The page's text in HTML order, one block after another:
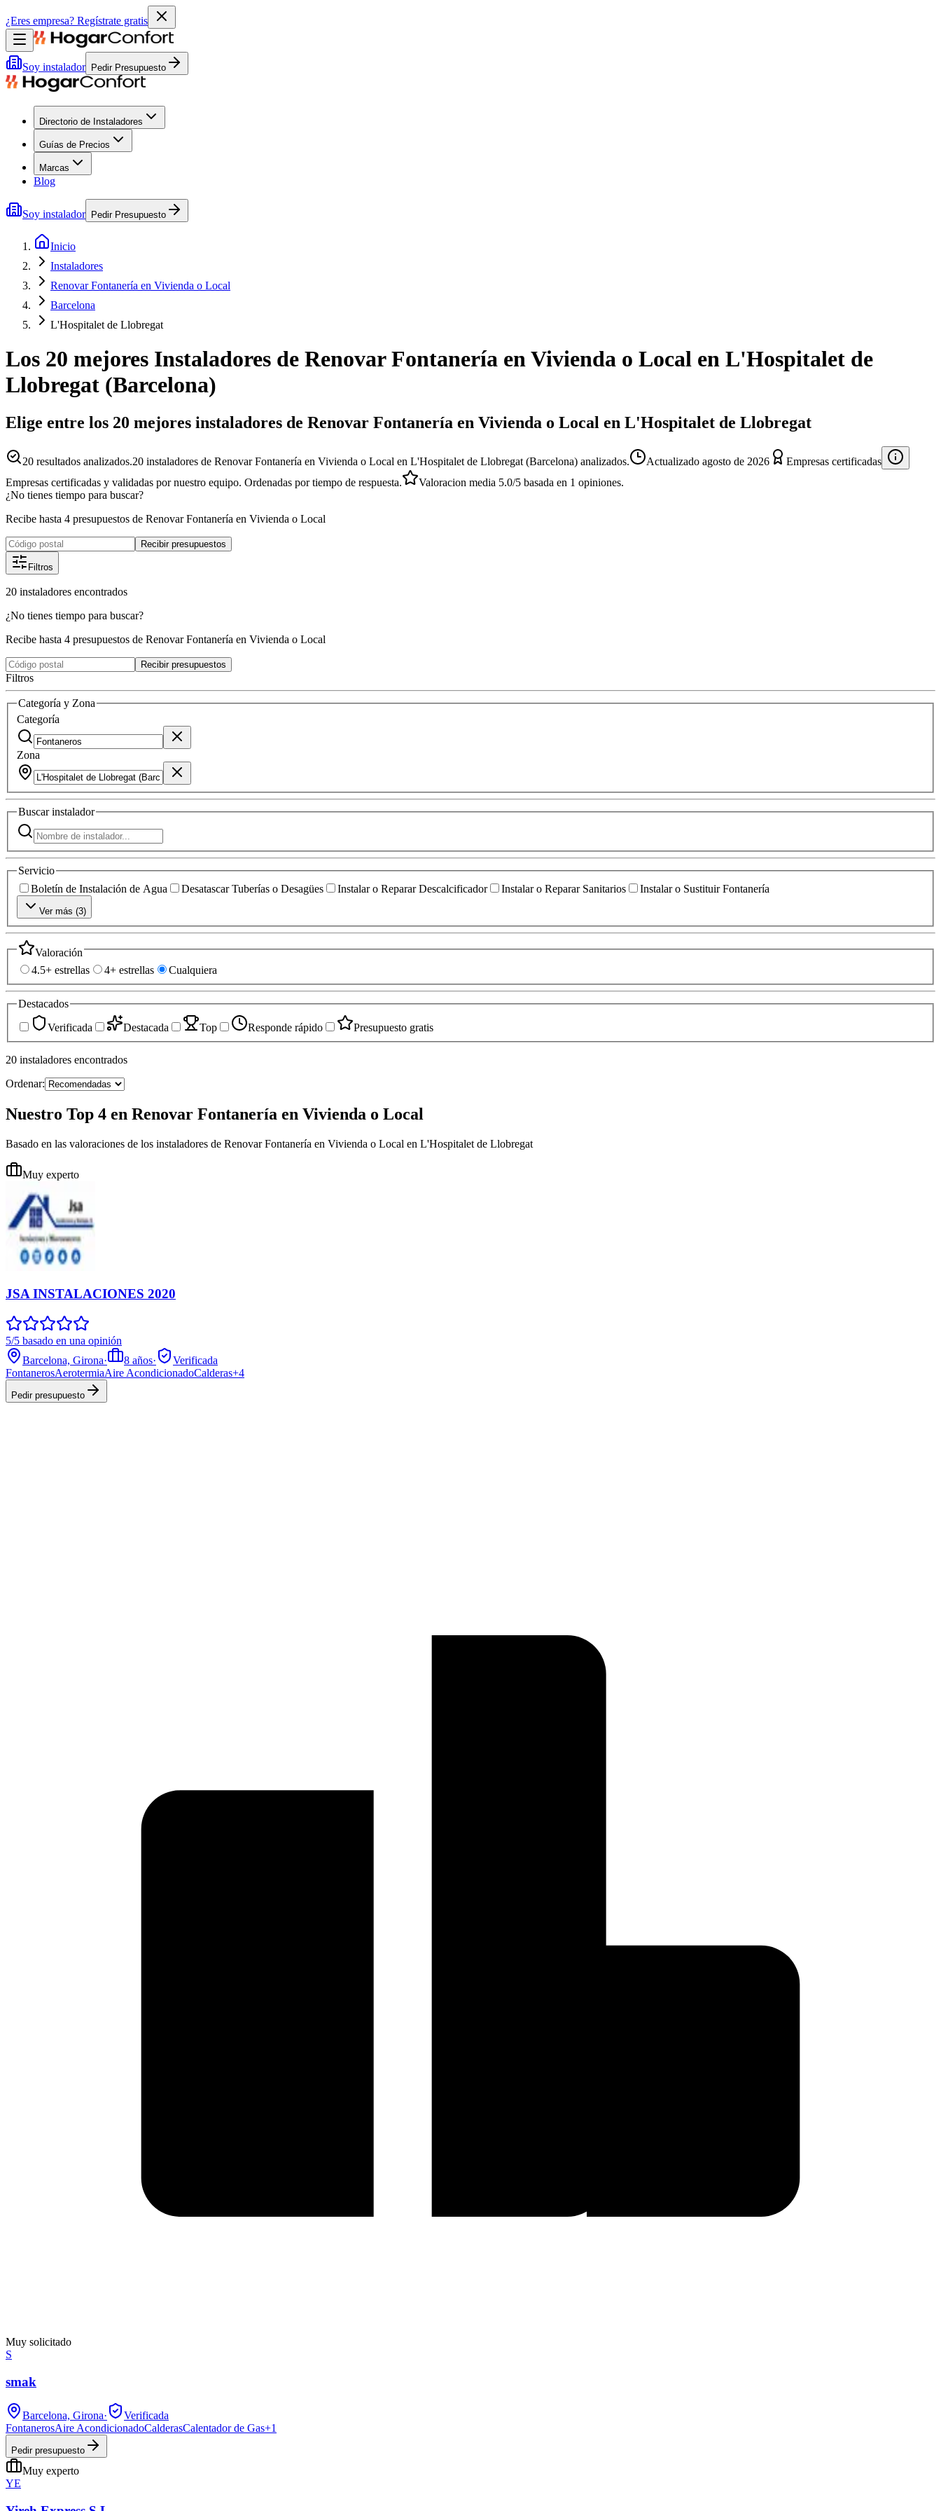
¿Eres empresa? Regístrate gratis
Soy instalador Pedir Presupuesto
Directorio de Instaladores
Guías de Precios
Marcas
Blog
Soy instalador Pedir Presupuesto
Inicio
Instaladores
Renovar Fontanería en Vivienda o Local
Barcelona
L'Hospitalet de Llobregat
Los 20 mejores Instaladores de Renovar Fontanería en Vivienda o Local en L'Hospitalet de
Llobregat (Barcelona)
Elige entre los 20 mejores instaladores de Renovar Fontanería en Vivienda o Local en L'Hospitalet de Llobregat
20 resultados analizados.20 instaladores de Renovar Fontanería en Vivienda o Local en L'Hospitalet de Llobregat (Barcelona) analizados. Actualizado agosto de 2026
Empresas certificadas
Empresas certificadas y validadas por nuestro equipo. Ordenadas por tiempo de respuesta.
Valoracion media 5.0/5 basada en 1 opiniones.
¿No tienes tiempo para buscar?
Recibe hasta 4 presupuestos de Renovar Fontanería en Vivienda o Local
Recibir presupuestos
Filtros
20 instaladores encontrados
¿No tienes tiempo para buscar?
Recibe hasta 4 presupuestos de Renovar Fontanería en Vivienda o Local
Recibir presupuestos
Filtros
Categoría y Zona
Categoría
Zona
Buscarinstalador
Servicio
Boletín de Instalación de Agua
Desatascar Tuberías o Desagües Instalar o Reparar Descalcificador Instalar o Reparar Sanitarios Instalar o Sustituir Fontanería
Ver más (3)
Valoración
4.5+ estrellas
4+ estrellas Cualquiera
Destacados
Verificada
Destacada Top Responde rápido Presupuesto gratis
20 instaladores encontrados
Ordenar:
Nuestro Top 4 en Renovar Fontanería en Vivienda o Local
Basado en las valoraciones de los instaladores de Renovar Fontanería en Vivienda o Local en L'Hospitalet de Llobregat
Muy experto
JSA INSTALACIONES 2020
5/5 basado en una opinión
Barcelona, Girona· 8 años·
Verificada
FontanerosAerotermiaAire AcondicionadoCalderas+4
Pedir presupuesto
Muy solicitado
S
smak
Barcelona, Girona·
Verificada
FontanerosAire AcondicionadoCalderasCalentador de Gas+1
Pedir presupuesto
Muy experto
YE